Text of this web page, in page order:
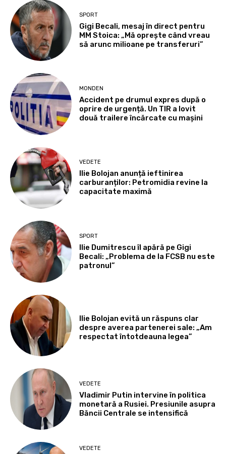
SPORT
Gigi Becali, mesaj în direct pentru
MM Stoica: „Mă oprește când vreau
să arunc milioane pe transferuri”
MONDEN
Accident pe drumul expres după o
oprire de urgență. Un TIR a lovit
două trailere încărcate cu mașini
VEDETE
Ilie Bolojan anunță ieftinirea
carburanților: Petromidia revine la
capacitate maximă
SPORT
Ilie Dumitrescu îl apără pe Gigi
Becali: „Problema de la FCSB nu este
patronul”
Ilie Bolojan evită un răspuns clar
despre averea partenerei sale: „Am
respectat întotdeauna legea”
VEDETE
Vladimir Putin intervine în politica
monetară a Rusiei. Presiunile asupra
Băncii Centrale se intensifică
VEDETE